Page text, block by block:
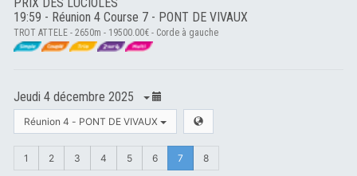
19:59 - Réunion 4 Course 7 - PONT DE VIVAUX
TROT ATTELE - 2650m - 19500.00€ - Corde à gauche
Jeudi 4 décembre 2025
Réunion 4 - PONT DE VIVAUX
1 2 3 4 5 6 7 8